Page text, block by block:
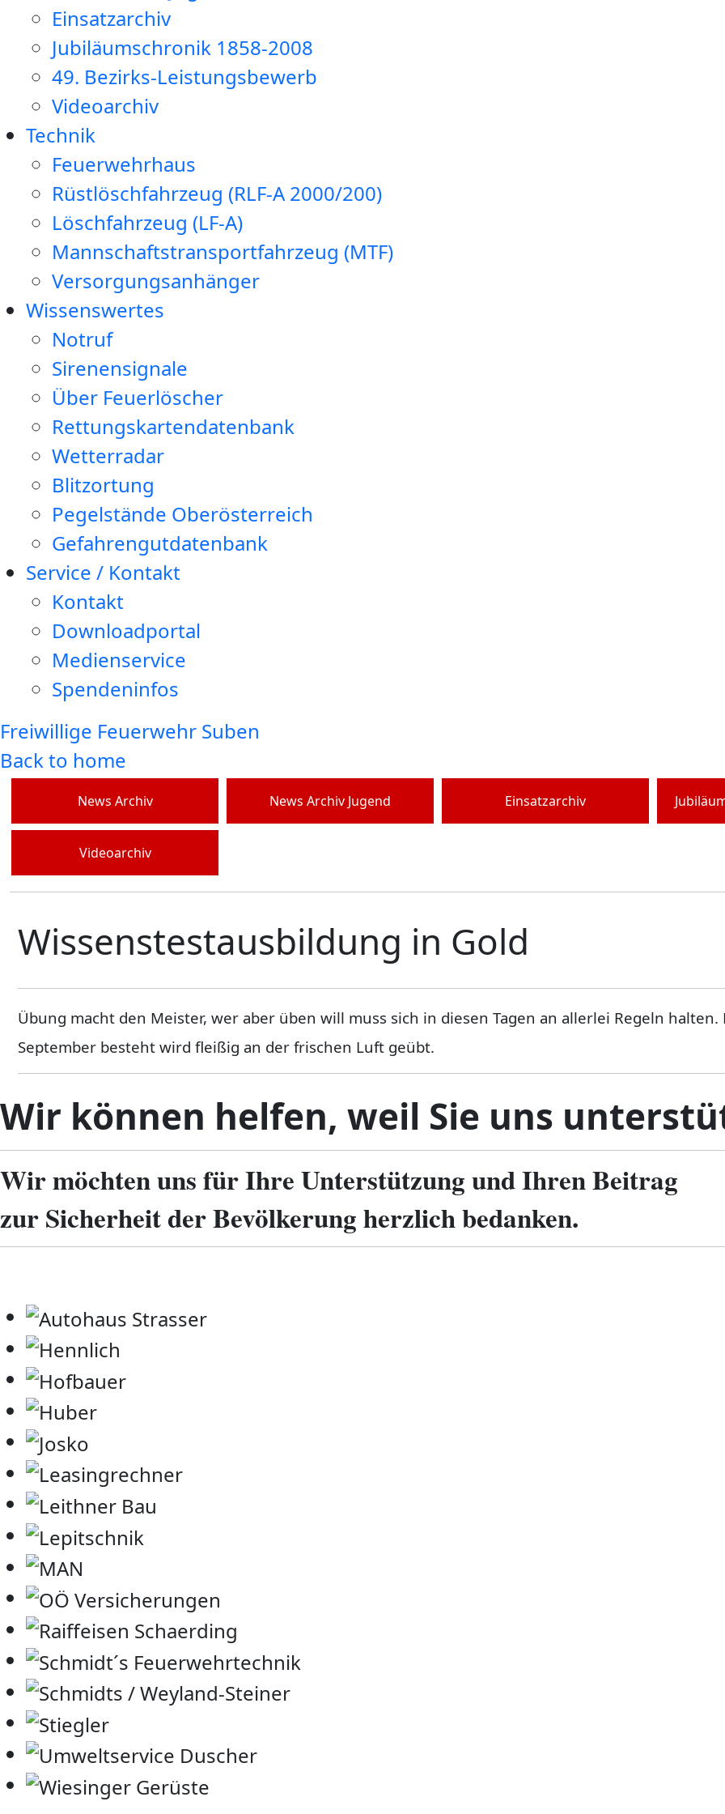
Einsatzarchiv
Jubiläumschronik 1858-2008
49. Bezirks-Leistungsbewerb
Videoarchiv
Technik
Feuerwehrhaus
Rüstlöschfahrzeug (RLF-A 2000/200)
Löschfahrzeug (LF-A)
Mannschaftstransportfahrzeug (MTF)
Versorgungsanhänger
Wissenswertes
Notruf
Sirenensignale
Über Feuerlöscher
Rettungskartendatenbank
Wetterradar
Blitzortung
Pegelstände Oberösterreich
Gefahrengutdatenbank
Service / Kontakt
Kontakt
Downloadportal
Medienservice
Spendeninfos
Freiwillige Feuerwehr Suben
Back to home
News Archiv News Archiv Jugend Einsatzarchiv
Videoarchiv
Wissenstestausbildung in Gold
Übung macht den Meister, wer aber üben will muss sich in diesen Tagen an allerlei Regeln
September besteht wird fleißig an der frischen Luft geübt.
Wir können helfen, weil Sie uns
Wir möchten uns für Ihre Unterstützung und Ihren Beitrag
zur Sicherheit der Bevölkerung herzlich bedanken.